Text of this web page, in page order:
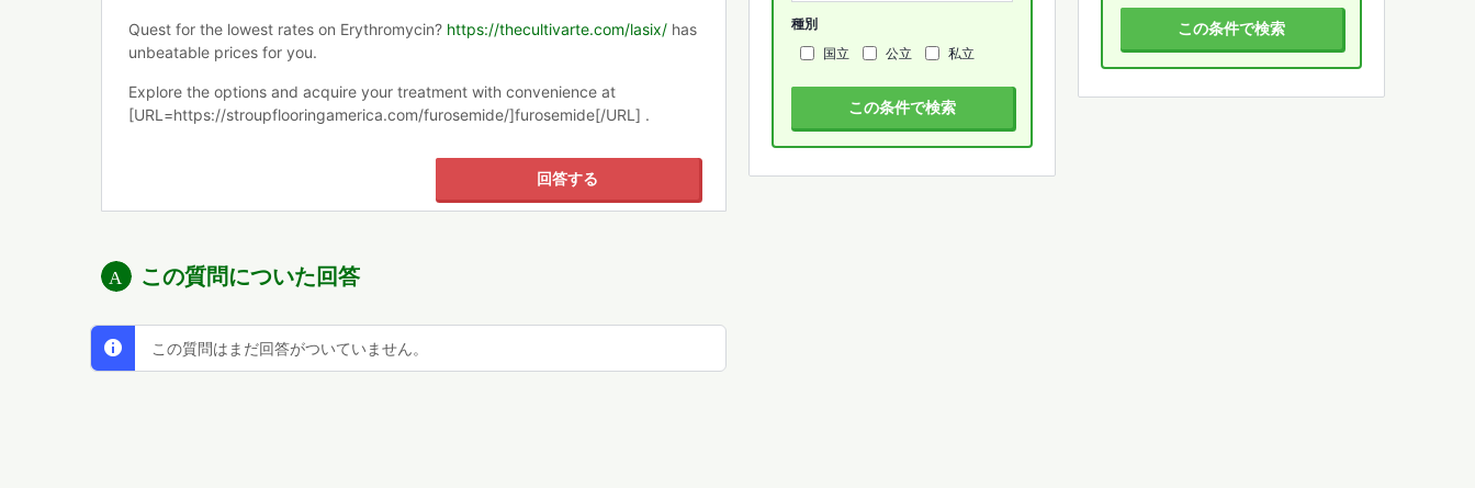
Quest for the lowest rates on Erythromycin? https://thecultivarte.com/lasix/ has
unbeatable prices for you.
Explore the options and acquire your treatment with convenience at
[URL=https://stroupflooringamerica.com/furosemide/]furosemide[/URL] .
回答する
この質問についた回答
この質問はまだ回答がついていません。
種別
国立
公立 私立
この条件で検索
この条件で検索